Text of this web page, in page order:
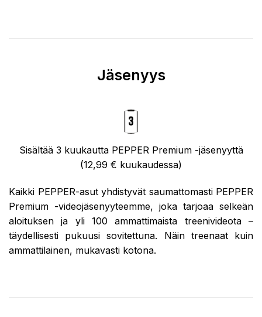
Jäsenyys
Sisältää 3 kuukautta PEPPER Premium -jäsenyyttä
(12,99 € kuukaudessa)
Kaikki PEPPER-asut yhdistyvät saumattomasti PEPPER
Premium -videojäsenyyteemme, joka tarjoaa selkeän
aloituksen ja yli 100 ammattimaista treenivideota –
täydellisesti pukuusi sovitettuna. Näin treenaat kuin
ammattilainen, mukavasti kotona.